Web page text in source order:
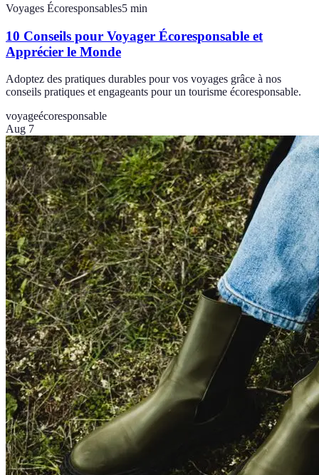
Voyages Écoresponsables5 min
10 Conseils pour Voyager Écoresponsable et
Apprécier le Monde
Adoptez des pratiques durables pour vos voyages grâce à nos
conseils pratiques et engageants pour un tourisme écoresponsable.
voyageécoresponsable
Aug 7